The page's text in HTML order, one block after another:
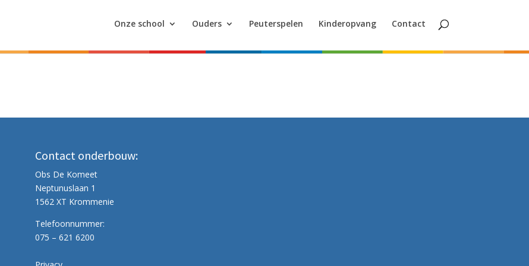
Onze school Ouders Peuterspelen Kinderopvang Contact
Contact onderbouw:
Obs De Komeet
Neptunuslaan 1
1562 XT Krommenie
Telefoonnummer:
075 – 621 6200